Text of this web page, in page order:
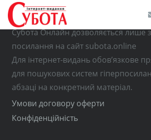
© Використання матеріалів з
Субота Онлайн дозволяється лише
посилання на сайт subota.online
Для інтернет-видань обов’язкове
для пошукових систем
абзаці на конкретний матеріал.
Умови договору оферти
Конфіденційність